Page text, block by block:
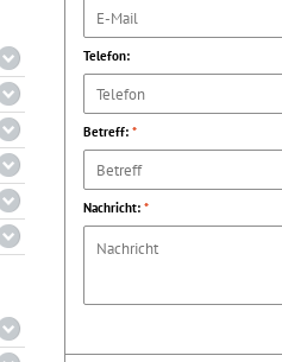
Telefon:
Betreff:*
Nachricht:*